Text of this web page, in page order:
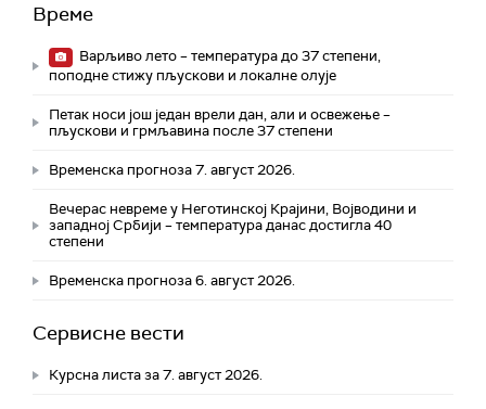
Време
Варљиво лето – температура до 37 степени,
поподне стижу пљускови и локалне олује
Петак носи још један врели дан, али и освежење –
пљускови и грмљавина после 37 степени
Временска прогноза 7. август 2026.
Вечерас невреме у Неготинској Крајини, Војводини и
западној Србији – температура данас достигла 40
степени
Временска прогноза 6. август 2026.
Сервисне вести
Курсна листа за 7. август 2026.